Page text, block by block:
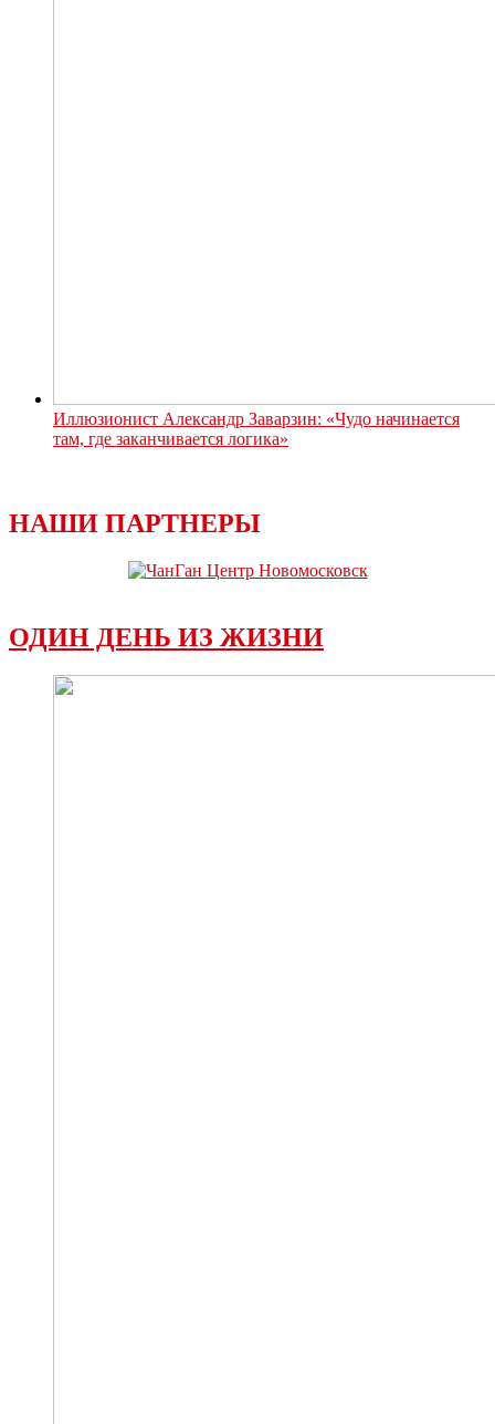
Иллюзионист Александр Заварзин: «Чудо начинается
там, где заканчивается логика»
НАШИ ПАРТНЕРЫ
ОДИН ДЕНЬ ИЗ ЖИЗНИ